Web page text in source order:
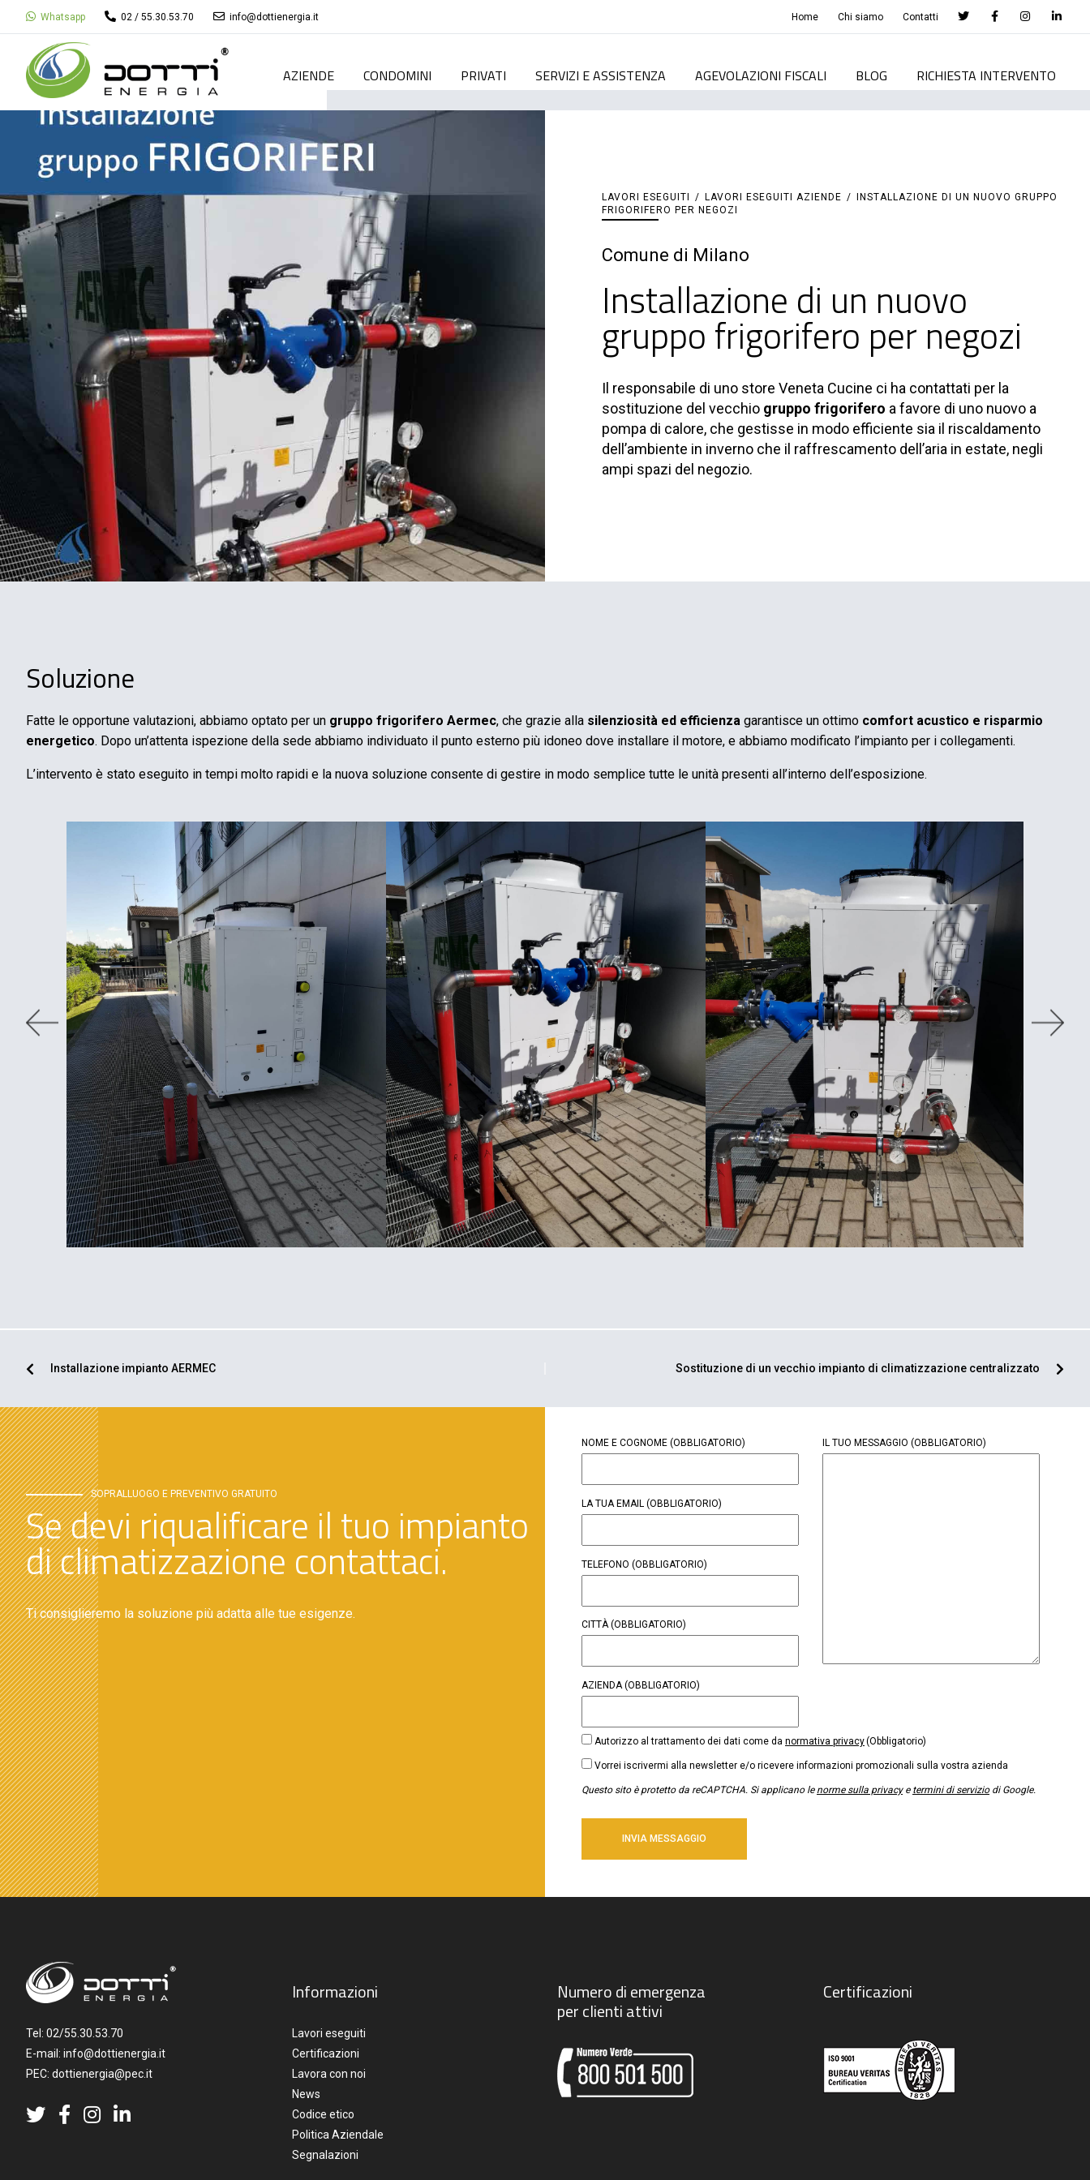
Whatsapp 02 / 55.30.53.70 info@dottienergia.it Home Chi siamo Contatti
AZIENDE CONDOMINI PRIVATI SERVIZI E ASSISTENZA AGEVOLAZIONI FISCALI BLOG RICHIESTA INTERVENTO
LAVORI ESEGUITI / LAVORI ESEGUITI AZIENDE /
INSTALLAZIONE DI UN NUOVO GRUPPO
FRIGORIFERO PER NEGOZI
Comune di Milano
Installazione di un nuovo
gruppo frigorifero per negozi
Il responsabile di uno store Veneta Cucine ci ha contattati per la
sostituzione del vecchio gruppo frigorifero a favore di uno nuovo a
pompa di calore, che gestisse in modo efficiente sia il riscaldamento
dell’ambiente in inverno che il raffrescamento dell’aria in estate, negli
ampi spazi del negozio.
Soluzione
Fatte le opportune valutazioni, abbiamo optato per un gruppo frigorifero Aermec, che grazie alla silenziosità ed efficienza garantisce un ottimo comfort acustico e risparmio
energetico. Dopo un’attenta ispezione della sede abbiamo individuato il punto esterno più idoneo dove installare il motore, e abbiamo modificato l’impianto per i collegamenti.
L’intervento è stato eseguito in tempi molto rapidi e la nuova soluzione consente di gestire in modo semplice tutte le unità presenti all’interno dell’esposizione.
Installazione impianto AERMEC Sostituzione di un vecchio impianto di climatizzazione centralizzato
SOPRALLUOGO E PREVENTIVO GRATUITO
Se devi riqualificare il tuo impianto
di climatizzazione contattaci.
Ti consiglieremo la soluzione più adatta alle tue esigenze.
NOME E COGNOME (OBBLIGATORIO) IL TUO MESSAGGIO (OBBLIGATORIO)
LA TUA EMAIL (OBBLIGATORIO)
TELEFONO (OBBLIGATORIO)
CITTÀ (OBBLIGATORIO)
AZIENDA (OBBLIGATORIO)
CONSENSO
(OBBLIGATORIO)
Autorizzo al trattamento dei dati come da normativa privacy(Obbligatorio)
NEWSLETTER
Vorrei iscrivermi alla newsletter e/o ricevere informazioni promozionali sulla vostra azienda
Questo sito è protetto da reCAPTCHA. Si applicano le norme sulla privacye termini di serviziodi Google.
Tel: 02/55.30.53.70
E-mail: info@dottienergia.it
PEC: dottienergia@pec.it
Informazioni
Lavori eseguiti
Certificazioni
Lavora con noi
News
Codice etico
Politica Aziendale
Segnalazioni
Numero di emergenza
per clienti attivi
Certificazioni